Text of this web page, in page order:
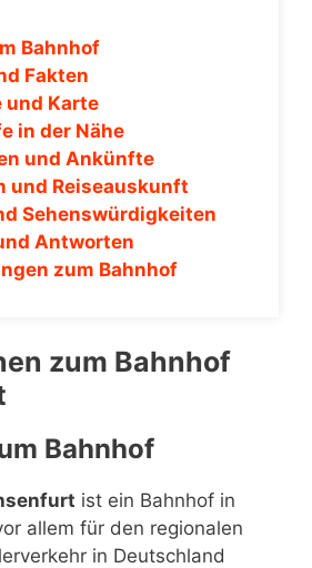
Bahnhof
Fakten
und Karte
in der Nähe
und Ankünfte
und Reiseauskunft
Sehenswürdigkeiten
Antworten
zum Bahnhof
zum Bahnhof
Bahnhof
ist ein Bahnhof in
allem für den regionalen
in Deutschland